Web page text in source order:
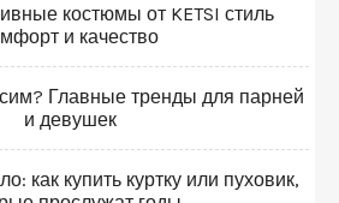
костюмы от KETSI стиль
и качество
Главные тренды для парней
и девушек
как купить куртку или пуховик,